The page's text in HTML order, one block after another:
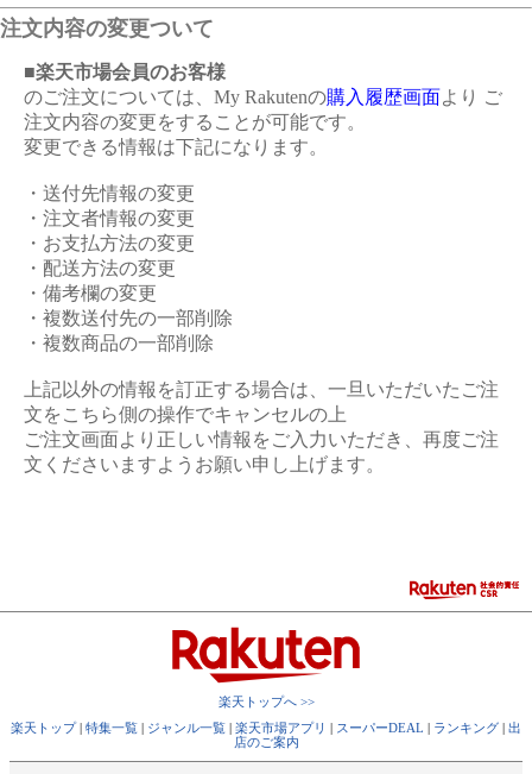
注文内容の変更ついて
■楽天市場会員のお客様
のご注文については、My Rakutenの購入履歴画面 より ご
注文内容の変更をすることが可能です。
変更できる情報は下記になります。
・送付先情報の変更
・注文者情報の変更
・お支払方法の変更
・配送方法の変更
・備考欄の変更
・複数送付先の一部削除
・複数商品の一部削除
上記以外の情報を訂正する場合は、一旦いただいたご注
文をこちら側の操作でキャンセルの上
ご注文画面より正しい情報をご入力いただき、再度ご注
文くださいますようお願い申し上げます。
楽天トップへ >>
楽天トップ
特集一覧 ジャンル一覧 楽天市場アプリ スーパーDEAL ランキング
出
店のご案内